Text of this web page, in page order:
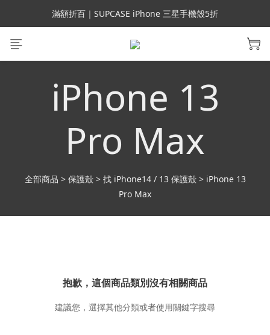
會員699免運｜父親節禮手機殼5折、行動電源66折
滿額折百｜SUPCASE iPhone 三星手機殼5折
會員699免運｜父親節禮手機殼5折、行動電源66折
iPhone 13
Pro Max
全部商品 > 保護殼> 找 iPhone14 / 13 保護殼> iPhone 13
Pro Max
抱歉，這個商品類別沒有相關商品
建議您，選擇其他分類或者使用關鍵字搜尋